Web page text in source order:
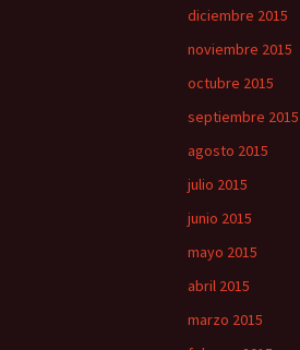
diciembre 2015
noviembre 2015
octubre 2015
septiembre 2015
agosto 2015
julio 2015
junio 2015
mayo 2015
abril 2015
marzo 2015